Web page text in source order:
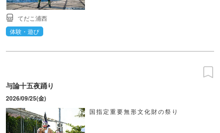
てだこ浦西
体験・遊び
与論十五夜踊り
2026/09/25(金)
国指定重要無形文化財の祭り